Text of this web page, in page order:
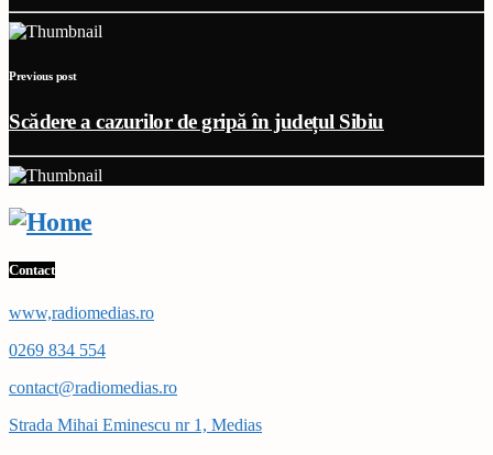
Previous post
Scădere a cazurilor de gripă în județul Sibiu
Contact
www,radiomedias.ro
0269 834 554
contact@radiomedias.ro
Strada Mihai Eminescu nr 1, Medias